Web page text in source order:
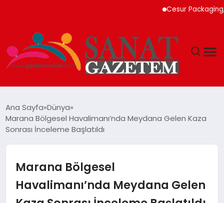
Cesur Packaging,
TEKNOLOJI
Ana Sayfa Dünya
Marana Bölgesel Havalimanı’nda Meydana Gelen Kaza
Sonrası İnceleme Başlatıldı
Marana Bölgesel
Havalimanı’nda Meydana Gelen